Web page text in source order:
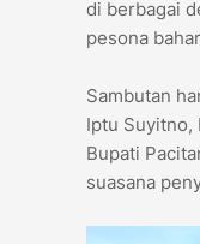
di berbagai
pesona
Sambutan
Iptu Suyitno,
Bupati
suasana